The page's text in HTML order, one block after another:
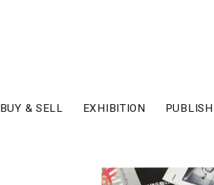
BUY & SELL EXHIBITION